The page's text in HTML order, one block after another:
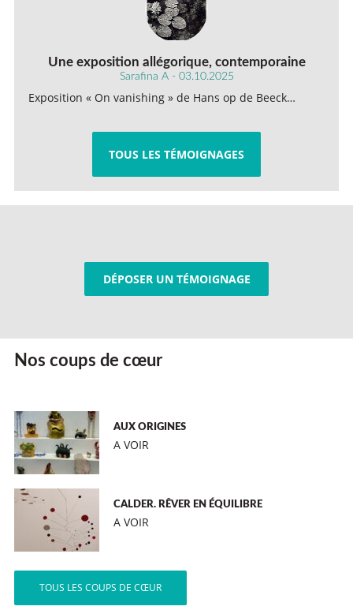
Une exposition allégorique, contemporaine
Sarafina A - 03.10.2025
Exposition « On vanishing » de Hans op de Beeck…
TOUS LES TÉMOIGNAGES
DÉPOSER UN TÉMOIGNAGE
Nos coups de cœur
AUX ORIGINES
A VOIR
CALDER. RÊVER EN ÉQUILIBRE
A VOIR
TOUS LES COUPS DE CŒUR